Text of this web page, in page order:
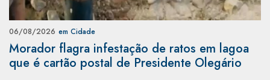
06/08/2026 em Cidade
Morador flagra infestação de ratos em lagoa
que é cartão postal de Presidente Olegário